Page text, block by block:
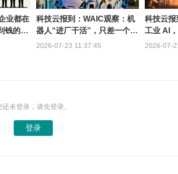
业都在
钱的不
科技云报到：WAIC观察：机
器人“进厂干活”，只差一个通
用底座？
2026-07-23 11:37:45
科技云报
工业 AI
轰然开启
2026-07-
还未登录，请先登录。
登录